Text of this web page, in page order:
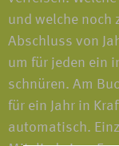
und welche noch
Abschluss von
um für jeden ein
schnüren. Am
für ein Jahr in
automatisch.